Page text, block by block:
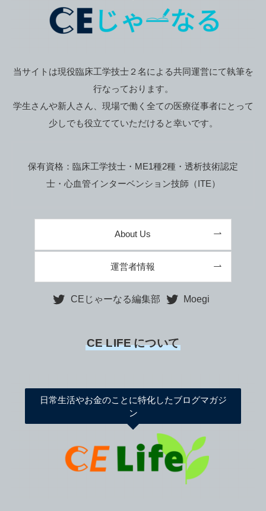
当サイトは現役臨床工学技士２名による共同運営にて執筆を
行なっております。
学生さんや新人さん、現場で働く全ての医療従事者にとって
少しでも役立てていただけると幸いです。
保有資格：臨床工学技士・ME1種2種・透析技術認定
士・心血管インターベンション技師（ITE）
About Us
運営者情報
CEじゃーなる編集部 Moegi
CE LIFEについて
日常生活やお金のことに特化したブログマガジ
ン